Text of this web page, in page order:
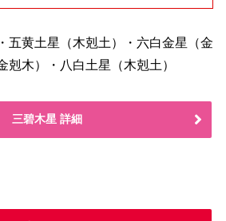
五黄土星（木剋土）・六白金星（金
剋木）・八白土星（木剋土）
三碧木星 詳細